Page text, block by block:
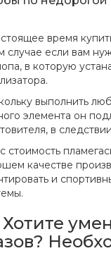
время
случае если вам
в которую
выполнить
элемента он
в
стоимость
качестве
и
Хотите